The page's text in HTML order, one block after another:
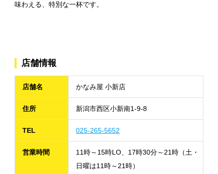
味わえる、特別な一杯です。
店舗情報
店舗名 かなみ屋 小新店
住所 新潟市西区小新南1-9-8
TEL 025-265-5652
営業時間
11時～15時LO、17時30分～21時（土・
日曜は11時～21時）